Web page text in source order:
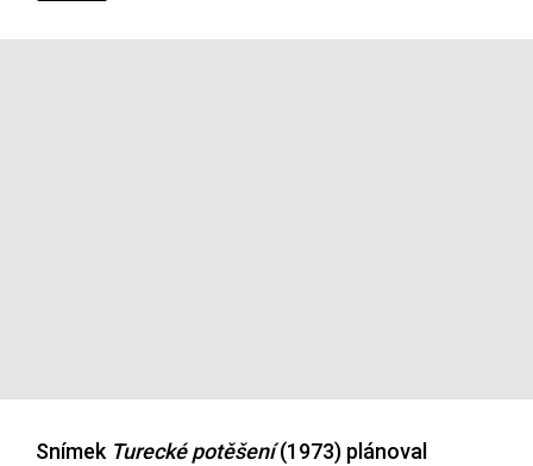
Snímek Turecké potěšení(1973) plánoval